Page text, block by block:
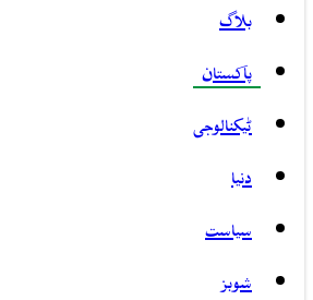
بلاگ
پاکستان
ٹیکنالوجی
دنیا
سیاست
شوبز